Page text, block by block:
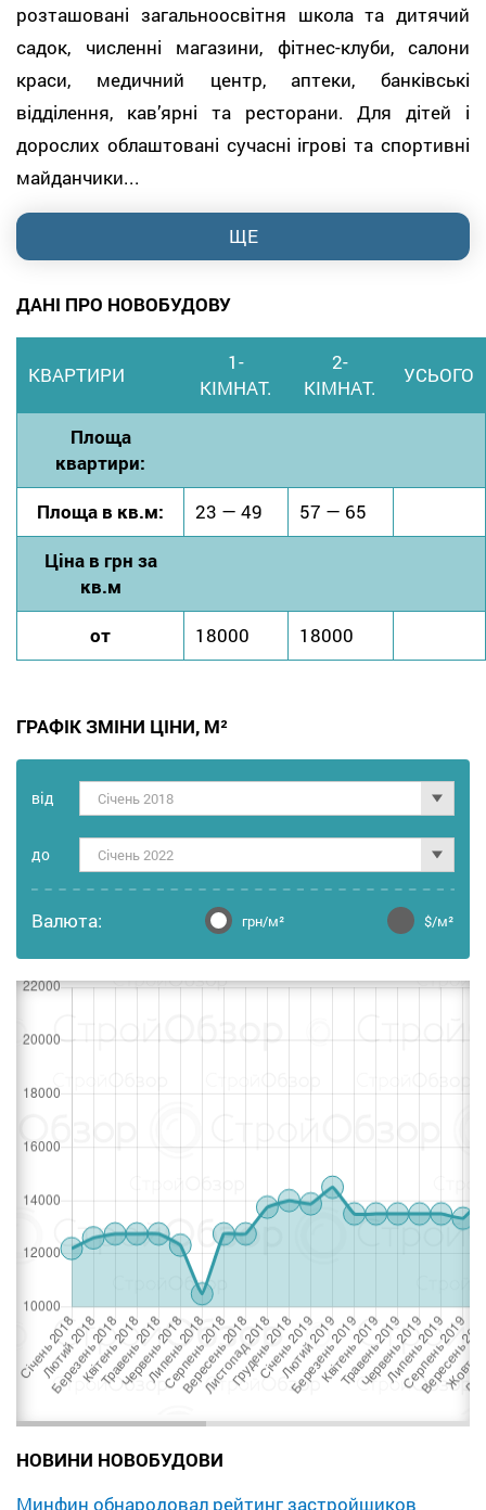
розташовані загальноосвітня школа та дитячий
садок, численні магазини, фітнес-клуби, салони
краси, медичний центр, аптеки, банківські
відділення, кав’ярні та ресторани. Для дітей і
дорослих облаштовані сучасні ігрові та спортивні
майданчики...
ЩЕ
ДАНІ ПРО НОВОБУДОВУ
КВАРТИРИ
1-
КІМНАТ.
2-
КІМНАТ.
УСЬОГО
Площа
квартири:
Площа в кв.м:
23 — 49
57 — 65
Ціна в грн за
кв.м
от
18000 18000
ГРАФІК ЗМІНИ ЦІНИ, М²
від Січень 2018
до Січень 2022
Валюта: грн/м² $/м²
НОВИНИ НОВОБУДОВИ
Минфин обнародовал рейтинг застройщиков